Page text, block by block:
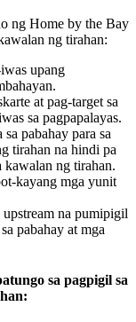
ng Home by the Bay
ng tirahan:
upang
at pag-target sa
sa pagpapalayas.
pabahay para sa
tirahan na hindi pa
kawalan ng tirahan.
kayang mga yunit
upstream na pumipigil
pabahay at mga
sa pagpigil sa